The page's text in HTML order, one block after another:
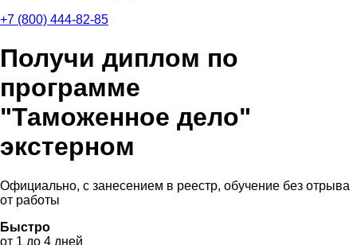
+7 (800) 444-82-85
Получи диплом по
программе
"Таможенное дело"
экстерном
Официально, с занесением в реестр, обучение без отрыва
от работы
Быстро
от 1 до 4 дней